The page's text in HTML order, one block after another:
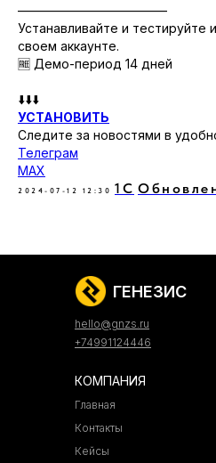
————————————
Устанавливайте и тестируйте
своем аккаунте.
🆓 Демо-период 14 дней
⬇️⬇️⬇️
УСТАНОВИТЬ
Следите за новостями в
Телеграм
MAX
2024-07-12 12:30 1C
ГЕНЕЗИС
hello@gnzs.ru
+74991124446
Главная
Контакты
КОМПАНИЯ
Кейсы